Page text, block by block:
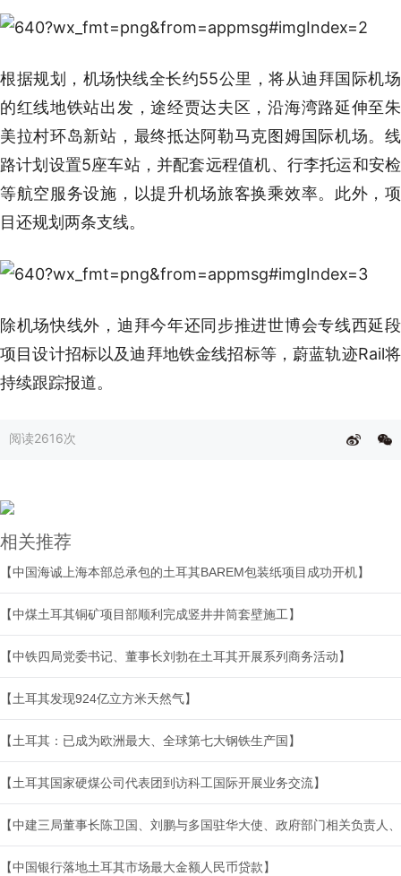
根据规划，机场快线全长约55公里，将从迪拜国际机场
的红线地铁站出发，途经贾达夫区，沿海湾路延伸至朱
美拉村环岛新站，最终抵达阿勒马克图姆国际机场。线
路计划设置5座车站，并配套远程值机、行李托运和安检
等航空服务设施，以提升机场旅客换乘效率。此外，项
目还规划两条支线。
除机场快线外，迪拜今年还同步推进世博会专线西延段
项目设计招标以及迪拜地铁金线招标等，蔚蓝轨迹Rail将
持续跟踪报道。
阅读2616次
相关推荐
【中国海诚上海本部总承包的土耳其BAREM包装纸项目成功开机】
【中煤土耳其铜矿项目部顺利完成竖井井筒套壁施工】
【中铁四局党委书记、董事长刘勃在土耳其开展系列商务活动】
【土耳其发现924亿立方米天然气】
【土耳其：已成为欧洲最大、全球第七大钢铁生产国】
【土耳其国家硬煤公司代表团到访科工国际开展业务交流】
【中建三局董事长陈卫国、刘鹏与多国驻华大使、政府部门相关负责人
【中国银行落地土耳其市场最大金额人民币贷款】